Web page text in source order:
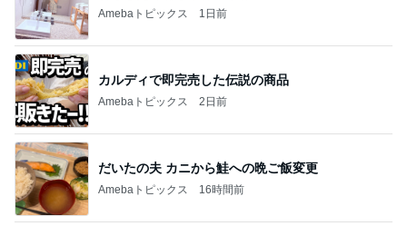
Amebaトピックス 1日前
カルディで即完売した伝説の商品
Amebaトピックス 2日前
だいたの夫 カニから鮭への晩ご飯変更
Amebaトピックス 16時間前